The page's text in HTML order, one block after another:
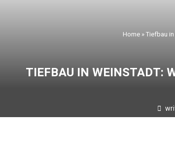
Home »Tiefbau
TIEFBAU IN WEINSTADT: